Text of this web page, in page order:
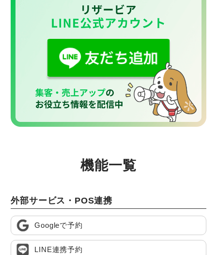
機能一覧
外部サービス・POS連携
Googleで予約
LINE連携予約